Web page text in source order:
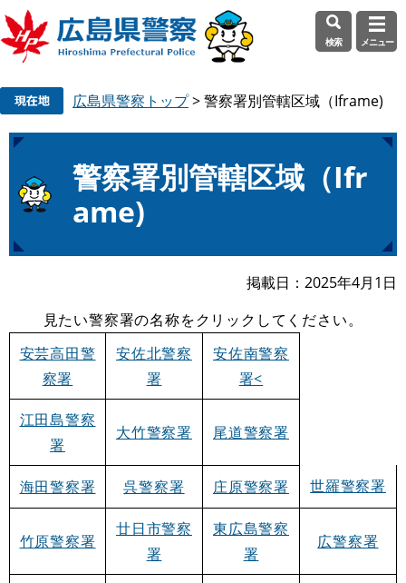
の
。
ー
て
検索 メニュー
広島県警察トップ>警察署別管轄区域（Iframe)
文
警察署別管轄区域（Ifr
ame)
掲載日
2025年4月1日
見たい警察署の名称をクリックしてください。
安芸高田警
察署
安佐北警察
署
安佐南警察
署<
江田島警察
署
大竹警察署 尾道警察署
海田警察署 呉警察署 庄原警察署 世羅警察署
竹原警察署
廿日市警察
署
東広島警察
署
広警察署